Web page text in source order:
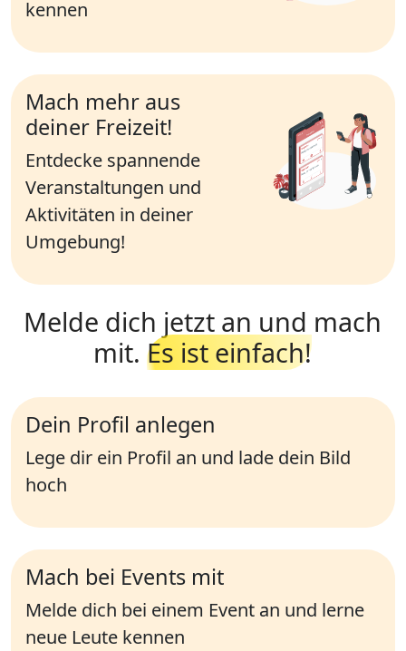
kennen
Mach mehr aus
deiner Freizeit!
Entdecke spannende
Veranstaltungen und
Aktivitäten in deiner
Umgebung!
Melde dich jetzt an und mach
mit.Es ist einfach!
Dein Profil anlegen
Lege dir ein Profil an und lade dein Bild
hoch
Mach bei Events mit
Melde dich bei einem Event an und lerne
neue Leute kennen